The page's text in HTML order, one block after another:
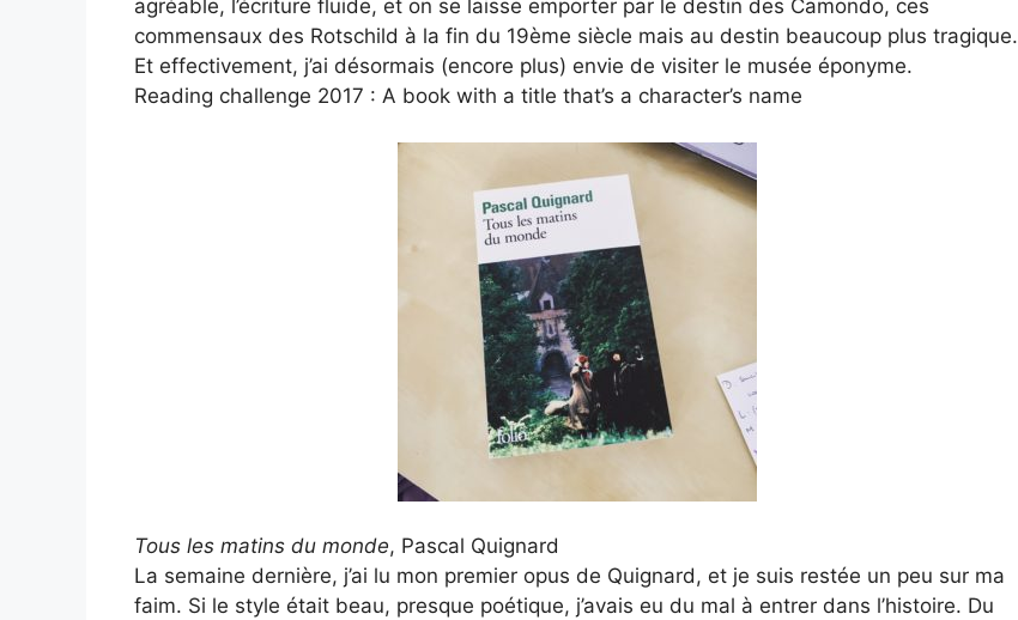
agréable, l’écriture fluide, et on se laisse emporter par le destin des Camondo, ces
commensaux des Rotschild à la fin du 19ème siècle mais au destin beaucoup plus tragique.
Et effectivement, j’ai désormais (encore plus) envie de visiter le musée éponyme.
Reading challenge 2017 : A book with a title that’s a character’s name
Tous les matins du monde, Pascal Quignard
La semaine dernière, j’ai lu mon premier opus de Quignard, et je suis restée un peu sur ma
faim. Si le style était beau, presque poétique, j’avais eu du mal à entrer dans l’histoire. Du